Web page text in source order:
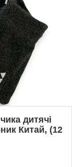
дитячі
Китай, (12